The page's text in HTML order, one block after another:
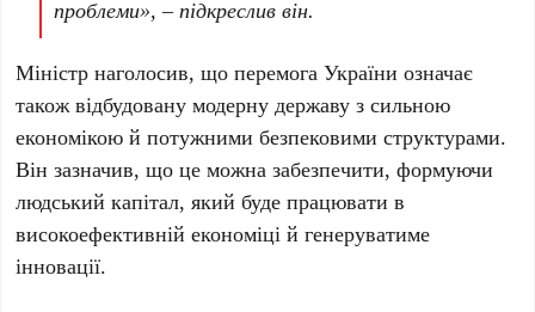
проблеми», – підкреслив він.
Міністр наголосив, що перемога України означає
також відбудовану модерну державу з сильною
економікою й потужними безпековими структурами.
Він зазначив, що це можна забезпечити, формуючи
людський капітал, який буде працювати в
високоефективній економіці й генеруватиме
інновації.